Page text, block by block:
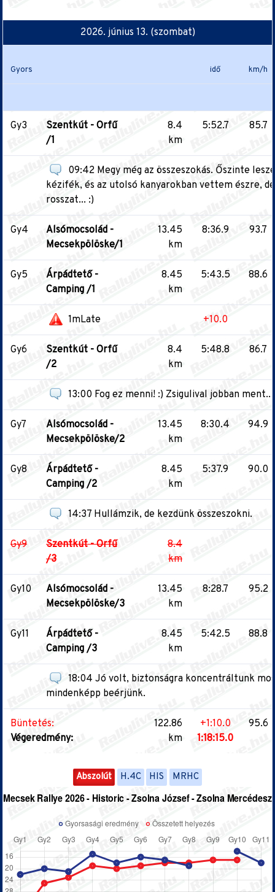
2026. június 13. (szombat)
Gyors idő km/h
Gy3
Szentkút - Orfű
/1
8.4
km
5:52.7 85.7
09:42 Megy még az összeszokás. Őszinte
kézifék, és az utolsó kanyarokban vettem észre,
rosszat... :)
Gy4
Alsómocsolád -
Mecsekpölöske/1
13.45
km
8:36.9 93.7
Gy5
Árpádtető -
Camping /1
8.45
km
5:43.5 88.6
1mLate +10.0
Gy6
Szentkút - Orfű
/2
8.4
km
5:48.8 86.7
13:00 Fog ez menni! :) Zsigulival jobban ment..
Gy7
Alsómocsolád -
Mecsekpölöske/2
13.45
km
8:30.4 94.9
Gy8
Árpádtető -
Camping /2
8.45
km
5:37.9 90.0
14:37 Hullámzik, de kezdünk összeszokni.
Gy9
Szentkút - Orfű
/3
8.4
km
Gy10
Alsómocsolád -
Mecsekpölöske/3
13.45
km
8:28.7 95.2
Gy11
Árpádtető -
Camping /3
8.45
km
5:42.5 88.8
18:04 Jó volt, biztonságra koncentráltunk
mindenképp beérjünk.
Büntetés:
Végeredmény:
122.86
km
+1:10.0
1:18:15.0
95.6
Abszolút H.4C HIS MRHC